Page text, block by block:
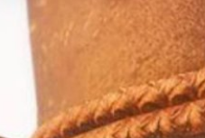
Games แต่กลับ
อนว่าระบบรักษาความปลอดภัยใน
เรื่องราวที่ตนถูกแบนโดย